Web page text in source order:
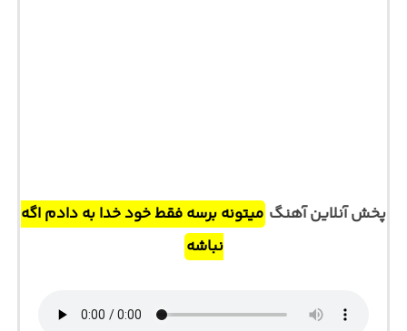
پخش آنلاین آهنگ میتونه برسه فقط خود خدا به دادم اگه
نباشه